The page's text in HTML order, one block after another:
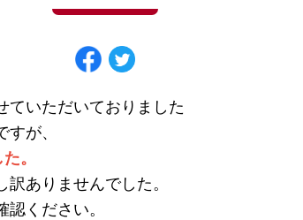
ていただいておりました
が、
。
ありませんでした。
ください。